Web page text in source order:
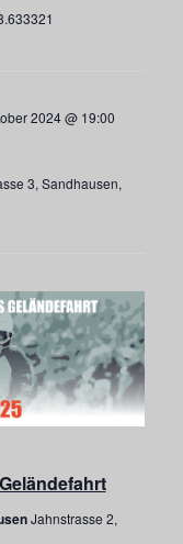
2024 @ 19:00
3, Sandhausen,
Jahnstrasse 2,